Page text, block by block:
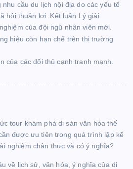
nhu cầu du lịch nội địa do các yếu tố
hội thuận lợi. Kết luận Lý giải.
của đội ngũ nhân viên mới.
hiệu còn hạn chế trên thị trường
của các đối thủ cạnh tranh mạnh.
tour khám phá di sản văn hóa thế
được ưu tiên trong quá trình lập kế
nghiệm chân thực và có ý nghĩa?
về lịch sử, văn hóa, ý nghĩa của di